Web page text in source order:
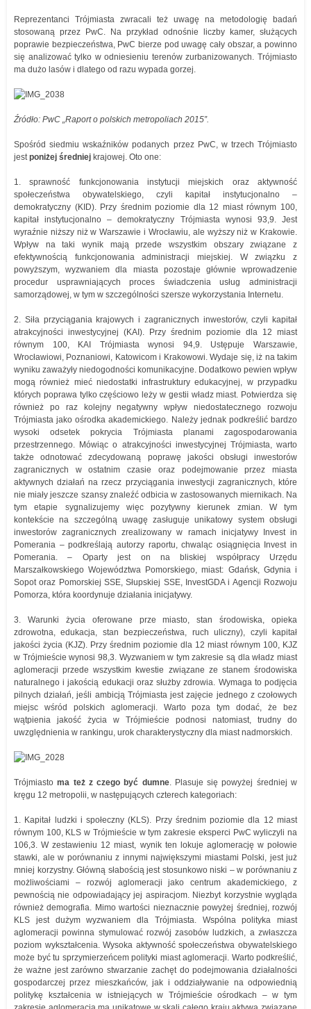
Reprezentanci Trójmiasta zwracali też uwagę na metodologię badań
stosowaną przez PwC. Na przykład odnośnie liczby kamer, służących
poprawie bezpieczeństwa, PwC bierze pod uwagę cały obszar, a powinno
się analizować tylko w odniesieniu terenów zurbanizowanych. Trójmiasto
ma dużo lasów i dlatego od razu wypada gorzej.
Źródło: PwC „Raport o polskich metropoliach 2015”.
Spośród siedmiu wskaźników podanych przez PwC, w trzech Trójmiasto
jestponiżej średniej krajowej. Oto one:
1. sprawność funkcjonowania instytucji miejskich oraz aktywność
społeczeństwa obywatelskiego, czyli kapitał instytucjonalno –
demokratyczny (KID). Przy średnim poziomie dla 12 miast równym 100,
kapitał instytucjonalno – demokratyczny Trójmiasta wynosi 93,9. Jest
wyraźnie niższy niż w Warszawie i Wrocławiu, ale wyższy niż w Krakowie.
Wpływ na taki wynik mają przede wszystkim obszary związane z
efektywnością funkcjonowania administracji miejskiej. W związku z
powyższym, wyzwaniem dla miasta pozostaje głównie wprowadzenie
procedur usprawniających proces świadczenia usług administracji
samorządowej, w tym w szczególności szersze wykorzystania Internetu.
2. Siła przyciągania krajowych i zagranicznych inwestorów, czyli kapitał
atrakcyjności inwestycyjnej (KAI). Przy średnim poziomie dla 12 miast
równym 100, KAI Trójmiasta wynosi 94,9. Ustępuje Warszawie,
Wrocławiowi, Poznaniowi, Katowicom i Krakowowi. Wydaje się, iż na takim
wyniku zaważyły niedogodności komunikacyjne. Dodatkowo pewien wpływ
mogą również mieć niedostatki infrastruktury edukacyjnej, w przypadku
których poprawa tylko częściowo leży w gestii władz miast. Potwierdza się
również po raz kolejny negatywny wpływ niedostatecznego rozwoju
Trójmiasta jako ośrodka akademickiego. Należy jednak podkreślić bardzo
wysoki odsetek pokrycia Trójmiasta planami zagospodarowania
przestrzennego. Mówiąc o atrakcyjności inwestycyjnej Trójmiasta, warto
także odnotować zdecydowaną poprawę jakości obsługi inwestorów
zagranicznych w ostatnim czasie oraz podejmowanie przez miasta
aktywnych działań na rzecz przyciągania inwestycji zagranicznych, które
nie miały jeszcze szansy znaleźć odbicia w zastosowanych miernikach. Na
tym etapie sygnalizujemy więc pozytywny kierunek zmian. W tym
kontekście na szczególną uwagę zasługuje unikatowy system obsługi
inwestorów zagranicznych zrealizowany w ramach inicjatywy Invest in
Pomerania – podkreślają autorzy raportu, chwaląc osiągnięcia Invest in
Pomerania. – Oparty jest on na bliskiej współpracy Urzędu
Marszałkowskiego Województwa Pomorskiego, miast: Gdańsk, Gdynia i
Sopot oraz Pomorskiej SSE, Słupskiej SSE, InvestGDA i Agencji Rozwoju
Pomorza, która koordynuje działania inicjatywy.
3. Warunki życia oferowane prze miasto, stan środowiska, opieka
zdrowotna, edukacja, stan bezpieczeństwa, ruch uliczny), czyli kapitał
jakości życia (KJZ). Przy średnim poziomie dla 12 miast równym 100, KJZ
w Trójmieście wynosi 98,3. Wyzwaniem w tym zakresie są dla władz miast
aglomeracji przede wszystkim kwestie związane ze stanem środowiska
naturalnego i jakością edukacji oraz służby zdrowia. Wymaga to podjęcia
pilnych działań, jeśli ambicją Trójmiasta jest zajęcie jednego z czołowych
miejsc wśród polskich aglomeracji. Warto poza tym dodać, że bez
wątpienia jakość życia w Trójmieście podnosi natomiast, trudny do
uwzględnienia w rankingu, urok charakterystyczny dla miast nadmorskich.
Trójmiastoma też z czego być dumne. Plasuje się powyżej średniej w
kręgu 12 metropolii, w następujących czterech kategoriach:
1. Kapitał ludzki i społeczny (KLS). Przy średnim poziomie dla 12 miast
równym 100, KLS w Trójmieście w tym zakresie eksperci PwC wyliczyli na
106,3. W zestawieniu 12 miast, wynik ten lokuje aglomerację w połowie
stawki, ale w porównaniu z innymi największymi miastami Polski, jest już
mniej korzystny. Główną słabością jest stosunkowo niski – w porównaniu z
możliwościami – rozwój aglomeracji jako centrum akademickiego, z
pewnością nie odpowiadający jej aspiracjom. Niezbyt korzystnie wygląda
również demografia. Mimo wartości nieznacznie powyżej średniej, rozwój
KLS jest dużym wyzwaniem dla Trójmiasta. Wspólna polityka miast
aglomeracji powinna stymulować rozwój zasobów ludzkich, a zwłaszcza
poziom wykształcenia. Wysoka aktywność społeczeństwa obywatelskiego
może być tu sprzymierzeńcem polityki miast aglomeracji. Warto podkreślić,
że ważne jest zarówno stwarzanie zachęt do podejmowania działalności
gospodarczej przez mieszkańców, jak i oddziaływanie na odpowiednią
politykę kształcenia w istniejących w Trójmieście ośrodkach – w tym